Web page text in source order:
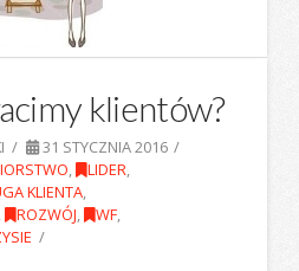
klientów?
31 STYCZNIA 2016
, LIDER,
KLIENTA,
, ROZWÓJ, WF,